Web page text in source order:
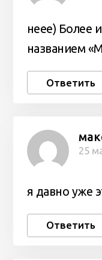
неее) Более
названием
Ответить
25
я давно уже
Ответить